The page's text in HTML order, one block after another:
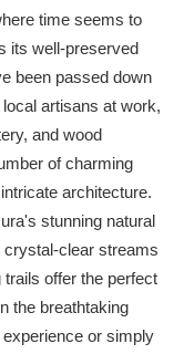
time seems to
its well-preserved
been passed down
artisans at work,
and wood
of charming
architecture.
stunning natural
crystal-clear streams
offer the perfect
the breathtaking
or simply